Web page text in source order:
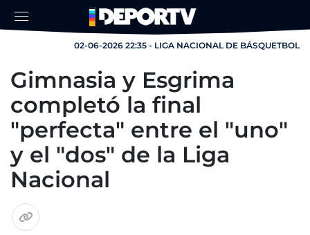
02-06-2026 22:35 - LIGA NACIONAL DE BÁSQUETBOL
Gimnasia y Esgrima
completó la final
"perfecta" entre el "uno"
y el "dos" de la Liga
Nacional